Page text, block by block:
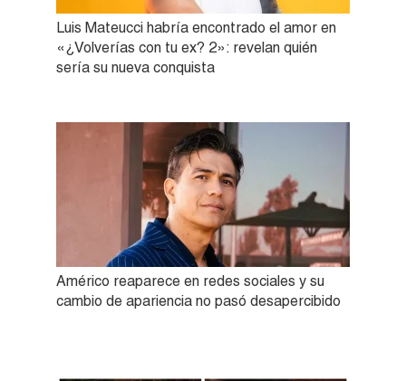
Luis Mateucci habría encontrado el amor en
«¿Volverías con tu ex? 2»: revelan quién
sería su nueva conquista
Américo reaparece en redes sociales y su
cambio de apariencia no pasó desapercibido